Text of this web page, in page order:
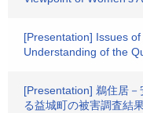
[Presentation] Issues of
Understanding of the
[Presentation] 鵜住居
る益城町の被害調査結